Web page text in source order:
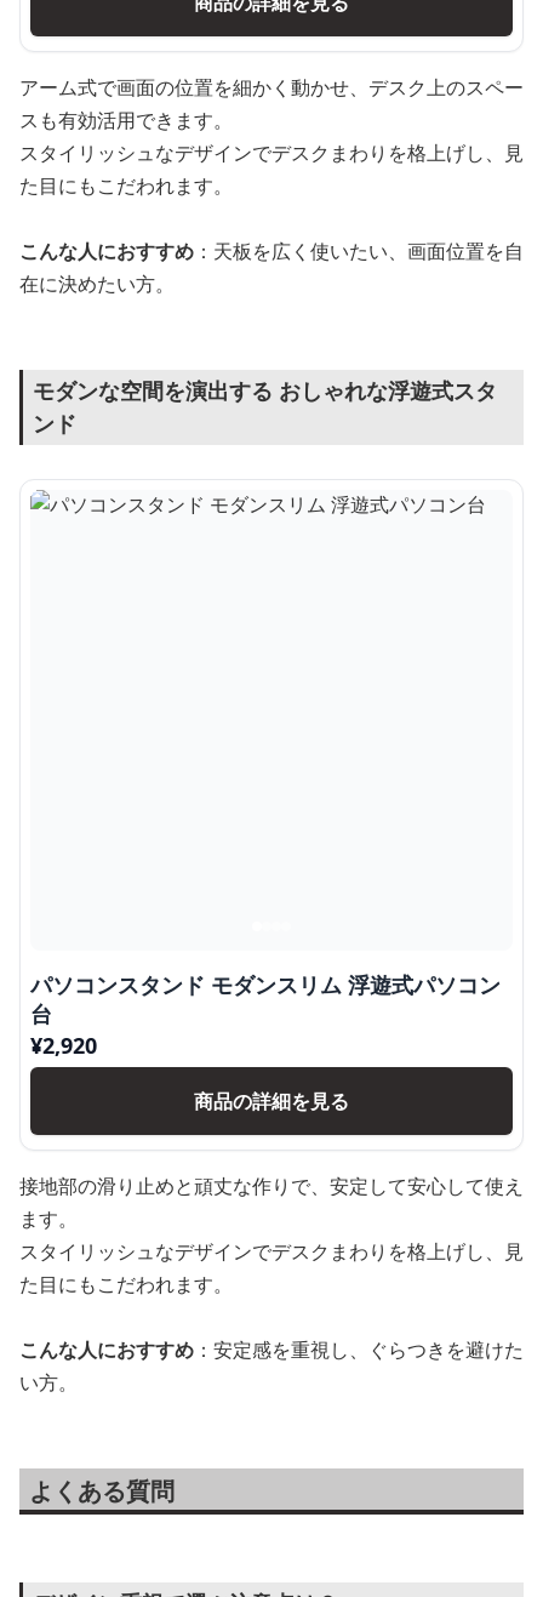
アーム式で画面の位置を細かく動かせ、デスク上のスペー
スも有効活用できます。
スタイリッシュなデザインでデスクまわりを格上げし、見
た目にもこだわれます。
こんな人におすすめ ：天板を広く使いたい、画面位置を自
在に決めたい方。
モダンな空間を演出する おしゃれな浮遊式スタ
ンド
パソコンスタンド モダンスリム 浮遊式パソコン
台
¥2,920
商品の詳細を見る
接地部の滑り止めと頑丈な作りで、安定して安心して使え
ます。
スタイリッシュなデザインでデスクまわりを格上げし、見
た目にもこだわれます。
こんな人におすすめ ：安定感を重視し、ぐらつきを避けた
い方。
よくある質問